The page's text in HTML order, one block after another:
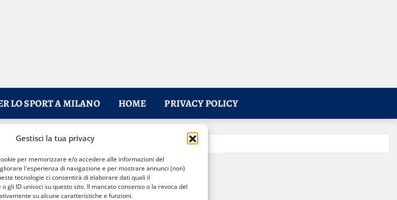
Gestisci la tua privacy
per memorizzare e/o accedere alle informazioni del
l'esperienza di navigazione e per mostrare annunci (non)
tecnologie ci consentirà di elaborare dati quali il
gli ID univoci su questo sito. Il mancato consenso o la revoca del
su alcune caratteristiche e funzioni.
LO SPORT A MILANO HOME PRIVACY POLICY
MENTE raggiunge nuovi traguardi